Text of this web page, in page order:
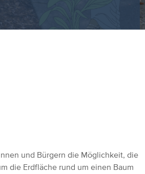
und Bürgern die Möglichkeit, die
die Erdfläche rund um einen Baum